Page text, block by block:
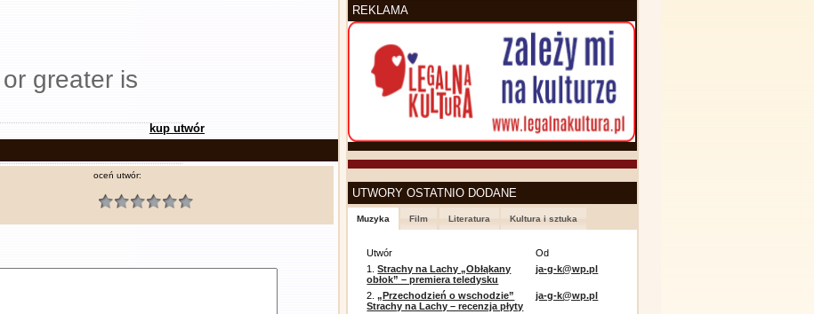
greater is
kup utwór
oceń utwór:
REKLAMA
UTWORY OSTATNIO DODANE
Muzyka Film Literatura Kultura i sztuka
Utwór
Od
1.Strachy na Lachy „Obłąkany
obłok” – premiera teledysku
ja-g-k@wp.pl
2.„Przechodzień o wschodzie”
Strachy na Lachy – recenzja płyty
ja-g-k@wp.pl